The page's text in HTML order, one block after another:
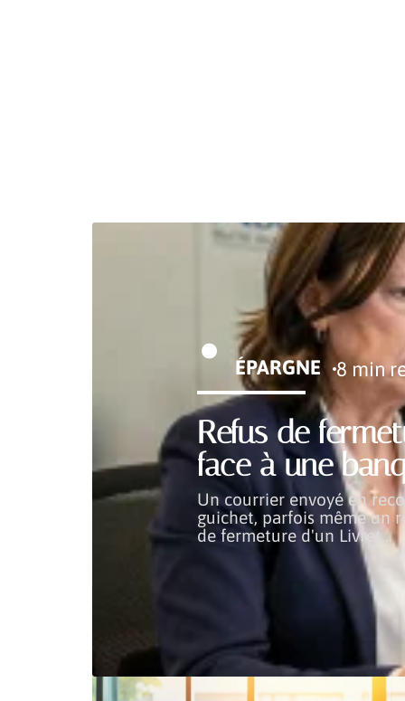
Refus de
face à une
Un courrier envoyé en
guichet, parfois même un
de fermeture d'un Livret…
ÉPARGNE 8 min